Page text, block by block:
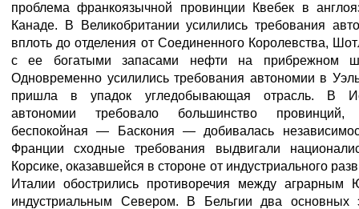
проблема франкоязычной провинции Квебек в
Канаде. В Великобритании усилились требования
вплоть до отделения от Соединенного Королевства,
с ее богатыми запасами нефти на прибрежном
Одновременно усилились требования автономии в
пришла в упадок угледобывающая отрасль. В
автономии требовало большинство провинций,
беспокойная — Баскония — добивалась
Франции сходные требования выдвигали
Корсике, оказавшейся в стороне от индустриального
Италии обострились противоречия между аграрным
индустриальным Севером. В Бельгии два основных